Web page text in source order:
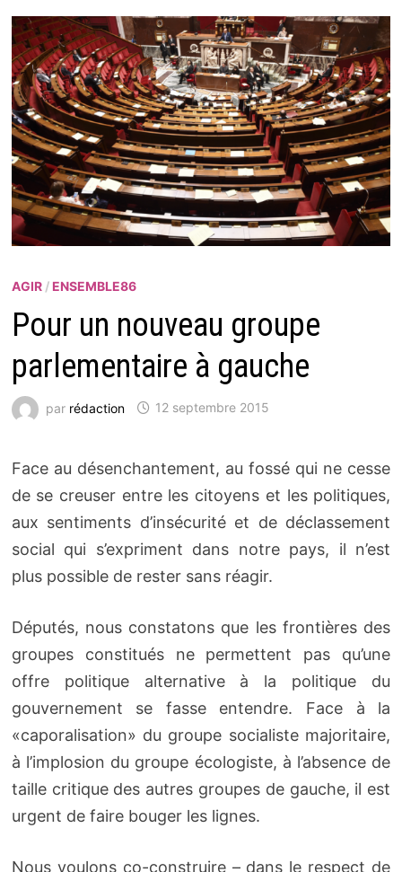
AGIR/ ENSEMBLE86
Pour un nouveau groupe
parlementaire à gauche
par rédaction 12 septembre 2015
Face au désenchantement, au fossé qui ne cesse
de se creuser entre les citoyens et les politiques,
aux sentiments d’insécurité et de déclassement
social qui s’expriment dans notre pays, il n’est
plus possible de rester sans réagir.
Députés, nous constatons que les frontières des
groupes constitués ne permettent pas qu’une
offre politique alternative à la politique du
gouvernement se fasse entendre. Face à la
«caporalisation» du groupe socialiste majoritaire,
à l’implosion du groupe écologiste, à l’absence de
taille critique des autres groupes de gauche, il est
urgent de faire bouger les lignes.
Nous voulons co-construire – dans le respect de